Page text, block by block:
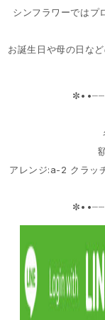
シンフラワーではプ
お誕生日や母の日な
アレンジ:a-2 クラッ